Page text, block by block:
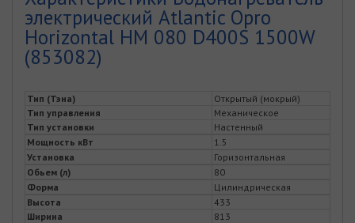
электрический Atlantic Opro
Horizontal HM 080 D400S 1500W
(853082)
Тип (Тэна)
Открытый (мокрый)
Тип управления
Механическое
Тип установки
Настенный
Мощность кВт
1.5
Установка
Горизонтальная
Обьем (л)
80
Форма
Цилиндрическая
Высота
433
Ширина
813